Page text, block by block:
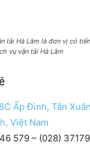
tải Hà Lâm là đơn vị có
vụ vận tải Hà Lâm
Ấp Đình, Tân
Việt Nam
579 – (028)